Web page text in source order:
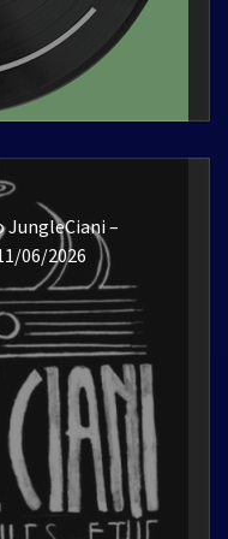
JungleCiani –
06/2026